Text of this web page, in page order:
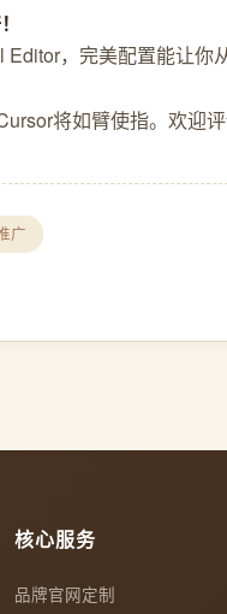
，完美配置能让你
将如臂使指。欢迎
广
核心服务
品牌官网定制